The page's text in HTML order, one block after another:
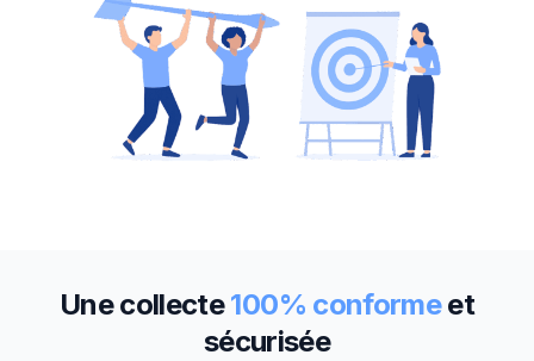
Une collecte100% conformeet
sécurisée